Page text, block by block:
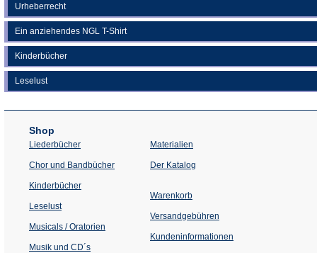
Urheberrecht
Ein anziehendes NGL T-Shirt
Kinderbücher
Leselust
Shop
Liederbücher
Chor und Bandbücher
Kinderbücher
Leselust
Musicals / Oratorien
Musik und CD´s
Materialien
Der Katalog
Warenkorb
Versandgebühren
Kundeninformationen